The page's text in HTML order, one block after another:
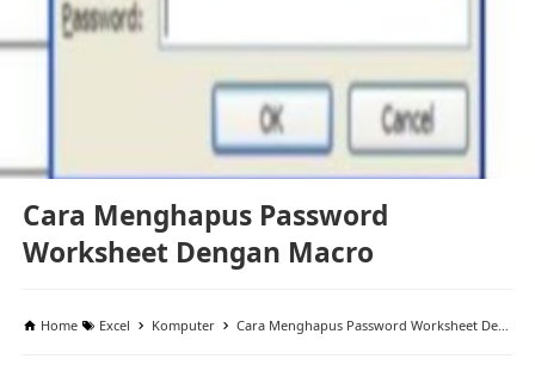
Cara Menghapus Password
Worksheet Dengan Macro
Home Excel Komputer Cara Menghapus Password Worksheet Dengan Macro